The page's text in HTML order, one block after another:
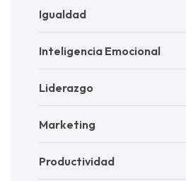
Igualdad
Inteligencia Emocional
Liderazgo
Marketing
Productividad